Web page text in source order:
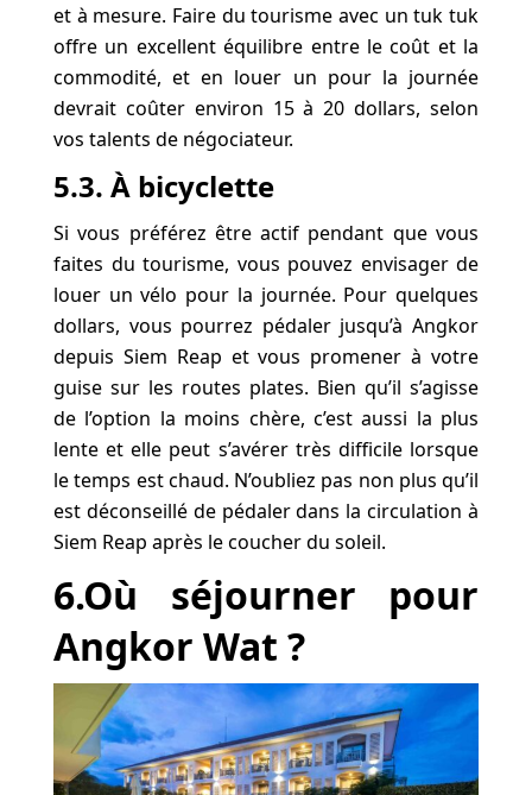
et à mesure. Faire du tourisme avec un tuk tuk
offre un excellent équilibre entre le coût et la
commodité, et en louer un pour la journée
devrait coûter environ 15 à 20 dollars, selon
vos talents de négociateur.
5.3. À bicyclette
Si vous préférez être actif pendant que vous
faites du tourisme, vous pouvez envisager de
louer un vélo pour la journée. Pour quelques
dollars, vous pourrez pédaler jusqu’à Angkor
depuis Siem Reap et vous promener à votre
guise sur les routes plates. Bien qu’il s’agisse
de l’option la moins chère, c’est aussi la plus
lente et elle peut s’avérer très difficile lorsque
le temps est chaud. N’oubliez pas non plus qu’il
est déconseillé de pédaler dans la circulation à
Siem Reap après le coucher du soleil.
6.Où séjourner pour
Angkor Wat ?